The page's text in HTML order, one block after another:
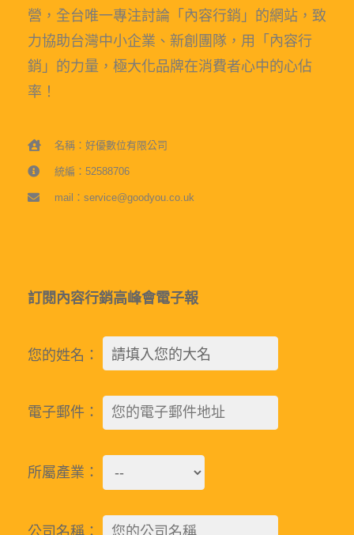
營，全台唯一專注討論「內容行銷」的網站，致
力協助台灣中小企業、新創團隊，用「內容行
銷」的力量，極大化品牌在消費者心中的心佔
率！
名稱：好優數位有限公司
統編：52588706
mail：service@goodyou.co.uk
訂閱內容行銷高峰會電子報
您的姓名：
電子郵件：
所屬產業：
公司名稱：